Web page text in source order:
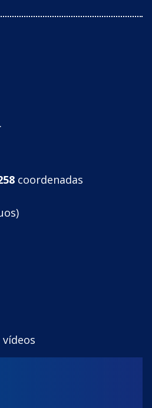
coordenadas
vídeos